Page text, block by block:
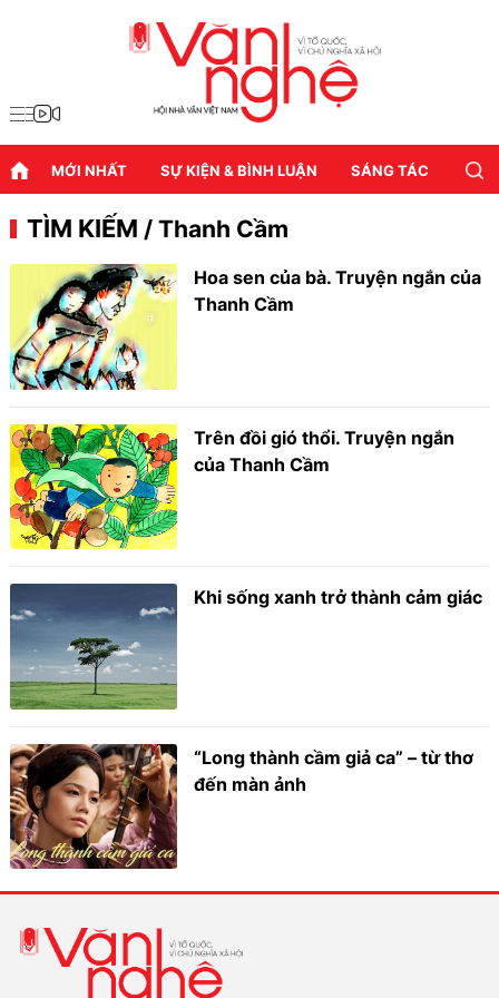
MỚI NHẤT SỰ KIỆN & BÌNH LUẬN SÁNG TÁC
TÌM KIẾM / Thanh Cầm
Hoa sen của bà. Truyện ngắn của
Thanh Cầm
Trên đồi gió thổi. Truyện ngắn
của Thanh Cầm
Khi sống xanh trở thành cảm giác
“Long thành cầm giả ca” – từ thơ
đến màn ảnh